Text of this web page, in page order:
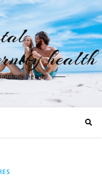
health
health